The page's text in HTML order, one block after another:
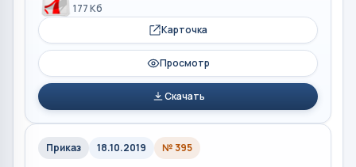
177 Кб
Карточка
Просмотр
Скачать
Приказ 18.10.2019 № 395